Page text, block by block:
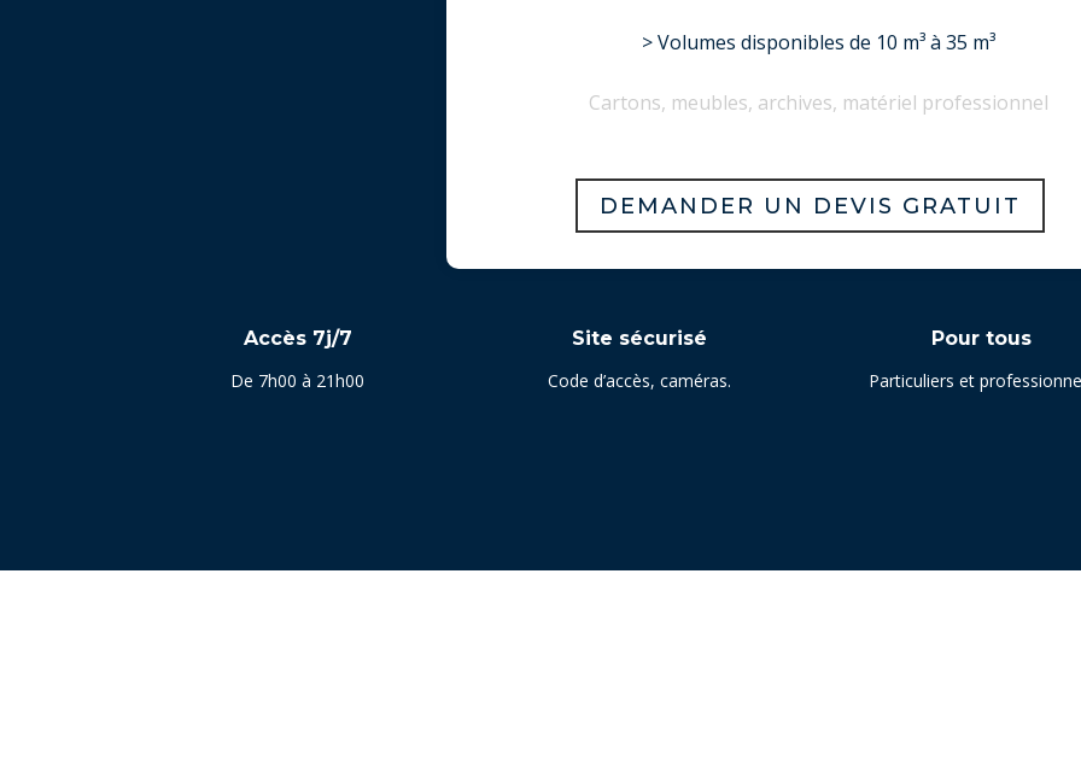
> Volumes disponibles de 10 m³ à 35 m³
Cartons, meubles, archives, matériel professionnel
DEMANDER UN DEVIS GRATUIT
Accès 7j/7
De 7h00 à 21h00
Site sécurisé
Code d’accès, caméras.
Pour tous
Particuliers et